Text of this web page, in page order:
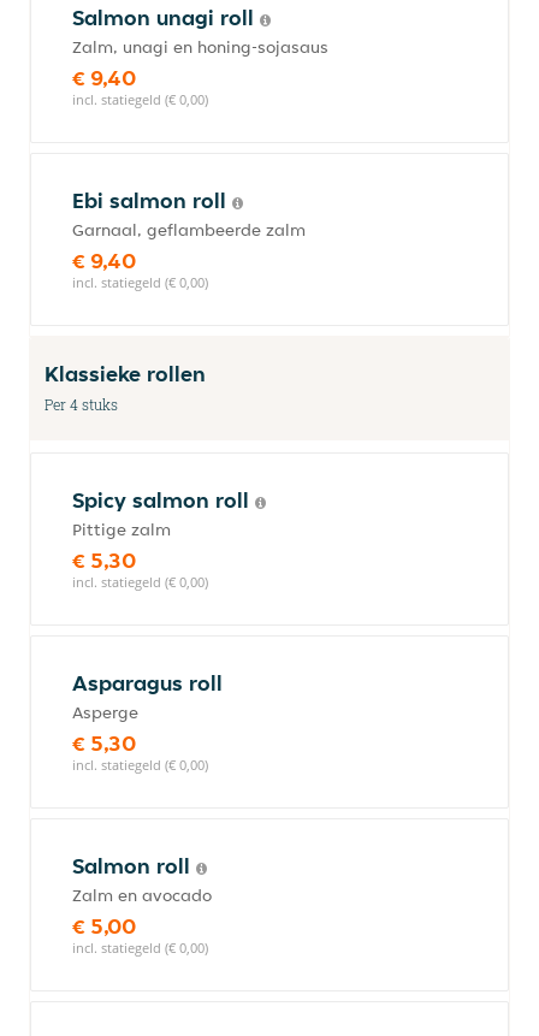
Salmon unagi roll
Zalm, unagi en honing-sojasaus
€ 9,40
incl. statiegeld (€ 0,00)
Ebi salmon roll
Garnaal, geflambeerde zalm
€ 9,40
incl. statiegeld (€ 0,00)
Klassieke rollen
Per 4 stuks
Spicy salmon roll
Pittige zalm
€ 5,30
incl. statiegeld (€ 0,00)
Asparagus roll
Asperge
€ 5,30
incl. statiegeld (€ 0,00)
Salmon roll
Zalm en avocado
€ 5,00
incl. statiegeld (€ 0,00)